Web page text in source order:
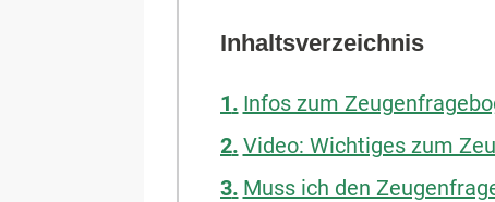
Inhaltsverzeichnis
Infos zum
Video: Wichtiges zum
Muss ich den